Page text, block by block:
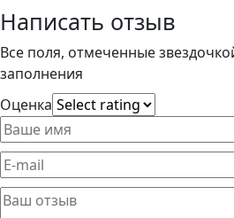
Написать отзыв
Все поля, отмеченные
заполнения
Оценка